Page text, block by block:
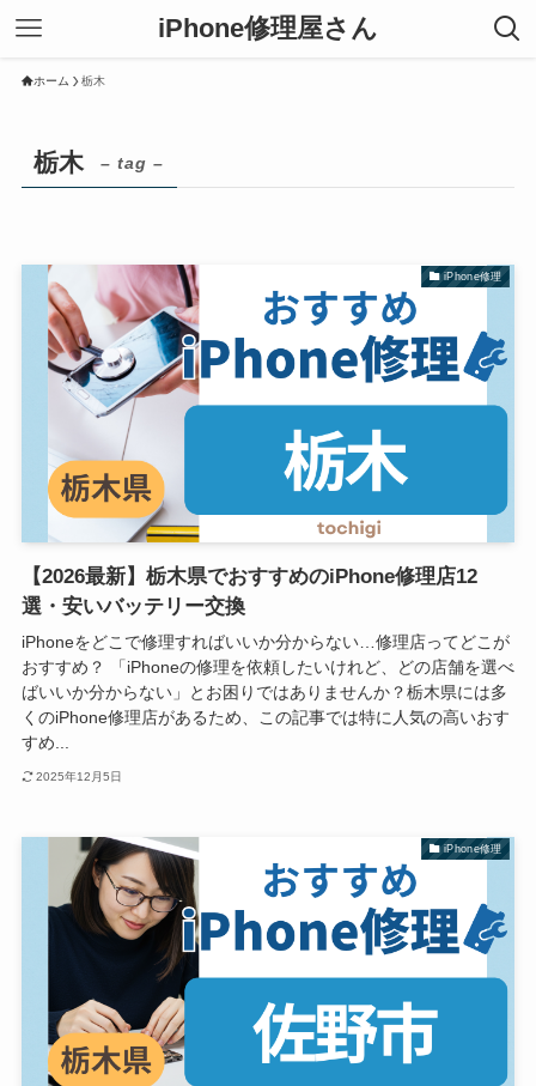
iPhone修理屋さん
ホーム 栃木
栃木 – tag –
iPhone修理
【2026最新】栃木県でおすすめのiPhone修理店12
選・安いバッテリー交換
iPhoneをどこで修理すればいいか分からない…修理店ってどこが
おすすめ？ 「iPhoneの修理を依頼したいけれど、どの店舗を選べ
ばいいか分からない」とお困りではありませんか？栃木県には多
くのiPhone修理店があるため、この記事では特に人気の高いおす
すめ...
2025年12月5日
iPhone修理